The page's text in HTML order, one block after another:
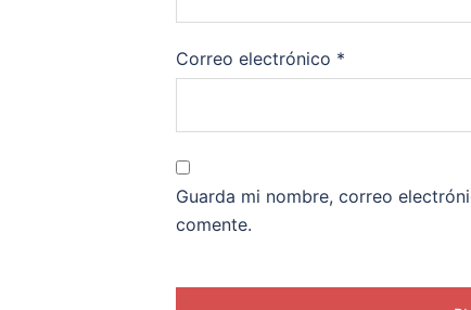
Correo electrónico *
Guarda mi nombre, correo
comente.